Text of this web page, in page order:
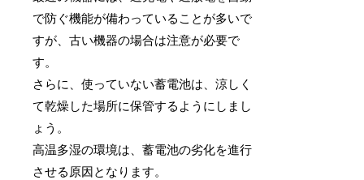
で防ぐ機能が備わっていることが多いで
すが、古い機器の場合は注意が必要で
す。
さらに、使っていない蓄電池は、涼しく
て乾燥した場所に保管するようにしまし
ょう。
高温多湿の環境は、蓄電池の劣化を進行
させる原因となります。